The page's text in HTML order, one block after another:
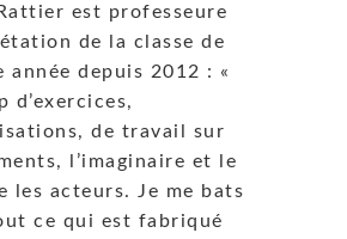
est professeure
de la classe de
année depuis 2012 : «
d’exercices,
de travail sur
l’imaginaire et le
les acteurs. Je me bats
ce qui est fabriqué